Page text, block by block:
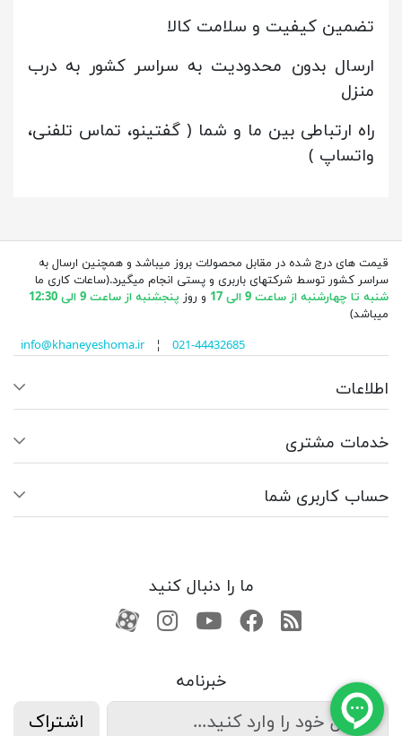
تضمین کیفیت و سلامت کالا
ارسال بدون محدودیت به سراسر کشور به درب
منزل
راه ارتباطی بین ما و شما ( گفتینو، تماس تلفنی،
واتساپ )
قیمت های درج شده در مقابل محصولات بروز میباشد و همچنین ارسال به
سراسر کشور توسط شرکتهای باربری و پستی انجام میگیرد.(ساعات کاری ما
شنبه تا چهارشنبه از ساعت 9 الی 17
و روز پنجشنبه از ساعت 9 الی 12:30
میباشد)
info@khaneyeshoma.ir¦ 021-44432685
اطلاعات
خدمات مشتری
حساب کاربری شما
ما را دنبال کنید
RSSفیسبوکیوتیوبکانال آپارات
کانال آپارات
خبرنامه
اشتراک